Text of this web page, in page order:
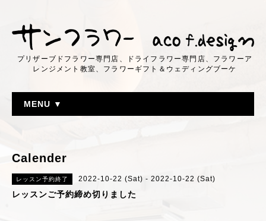
プリザーブドフラワー専門店、ドライフラワー専門店、フラワーア
レンジメント教室、フラワーギフト＆ウェディングブーケ
MENU ▼
Calender
レッスン予約終了 2022-10-22 (Sat) - 2022-10-22 (Sat)
レッスンご予約締め切りました